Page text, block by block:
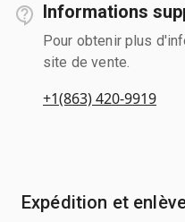
Informations
Pour obtenir plus
site de vente.
+1(863) 420-9919
Expédition et